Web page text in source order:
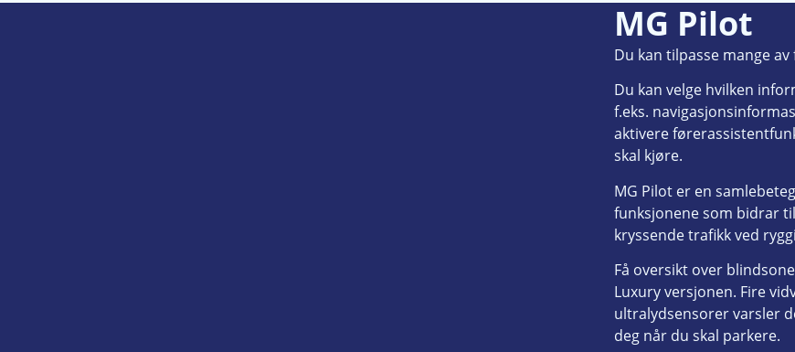
MG Pilot
Du kan tilpasse mange
Du kan velge hvilken
f.eks.
aktivere
skal kjøre.
MG Pilot er en
funksjonene som bidrar
kryssende trafikk ved
Få oversikt over
Luxury versjonen. Fire
ultralydsensorer varsler
deg når du skal parkere.